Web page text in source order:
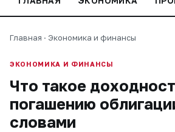
Главная · Экономика и финансы
ЭКОНОМИКА И ФИНАНСЫ
Что такое
погашению
словами